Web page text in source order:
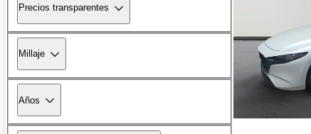
Precios transparentes
Millaje
Años